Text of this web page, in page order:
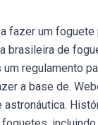
fazer um
brasileira de
regulamento
a base de.